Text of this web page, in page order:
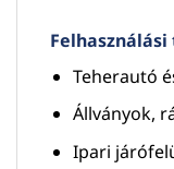
Teherautó
Állványok,
Ipari